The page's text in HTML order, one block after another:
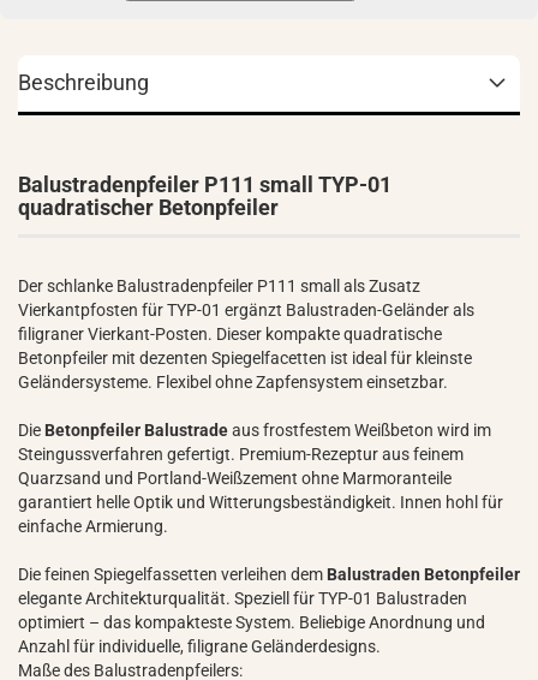
Beschreibung
Balustradenpfeiler P111 small TYP-01
quadratischer Betonpfeiler
Der schlanke Balustradenpfeiler P111 small als Zusatz
Vierkantpfosten für TYP-01 ergänzt Balustraden-Geländer als
filigraner Vierkant-Posten. Dieser kompakte quadratische
Betonpfeiler mit dezenten Spiegelfacetten ist ideal für kleinste
Geländersysteme. Flexibel ohne Zapfensystem einsetzbar.
Die Betonpfeiler Balustradeaus frostfestem Weißbeton wird im
Steingussverfahren gefertigt. Premium-Rezeptur aus feinem
Quarzsand und Portland-Weißzement ohne Marmoranteile
garantiert helle Optik und Witterungsbeständigkeit. Innen hohl für
einfache Armierung.
Die feinen Spiegelfassetten verleihen dem Balustraden Betonpfeiler
elegante Architekturqualität. Speziell für TYP-01 Balustraden
optimiert – das kompakteste System. Beliebige Anordnung und
Anzahl für individuelle, filigrane Geländerdesigns.
Maße des Balustradenpfeilers: